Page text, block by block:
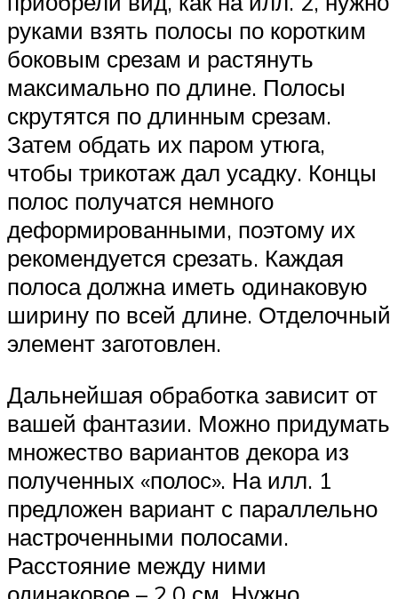
руками взять полосы по коротким
боковым срезам и растянуть
максимально по длине. Полосы
скрутятся по длинным срезам.
Затем обдать их паром утюга,
чтобы трикотаж дал усадку. Концы
полос получатся немного
деформированными, поэтому их
рекомендуется срезать. Каждая
полоса должна иметь одинаковую
ширину по всей длине. Отделочный
элемент заготовлен.
Дальнейшая обработка зависит от
вашей фантазии. Можно придумать
множество вариантов декора из
полученных «полос». На илл. 1
предложен вариант с параллельно
настроченными полосами.
Расстояние между ними
одинаковое – 2,0 см. Нужно